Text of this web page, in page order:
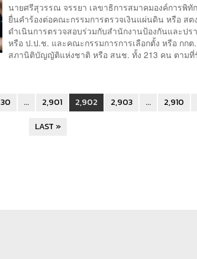
นายศรีสุวรรณ จรรยา เลขาธิการสมาคมองค์การพิทั
ยื่นคำร้องต่อคณะกรรมการตรวจเงินแผ่นดิน หรือ สต
ดำเนินการตรวจสอบร่วมกับสำนักงานป้องกันและป
หรือ ป.ป.ช. และคณะกรรมการการเลือกตั้ง หรือ กก
สภานิติบัญญัติแห่งชาติ หรือ สนช. ทั้ง 213 คน ตามที่
30 ... 2,901 2,902 2,903 ... 2,910
LAST »